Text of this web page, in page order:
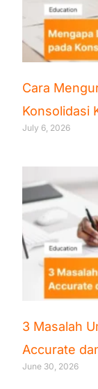
Cara
Konsolidasi
July 6, 2026
3 Masalah
Accurate
June 30, 2026